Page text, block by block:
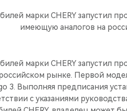
марки CHERY запустил
имеющую аналогов на
марки CHERY запустил
рынке. Первой
3. Выполняя предписания
с указаниями